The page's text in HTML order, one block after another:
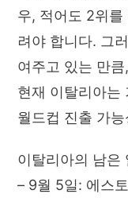
우, 적어도 2위
려야 합니다. 그
여주고 있는 만
현재 이탈리아는
월드컵 진출 가
이탈리아의 남은
– 9월 5일: 에스